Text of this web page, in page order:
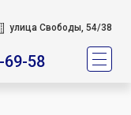
улица Свободы, 54/38
69-58